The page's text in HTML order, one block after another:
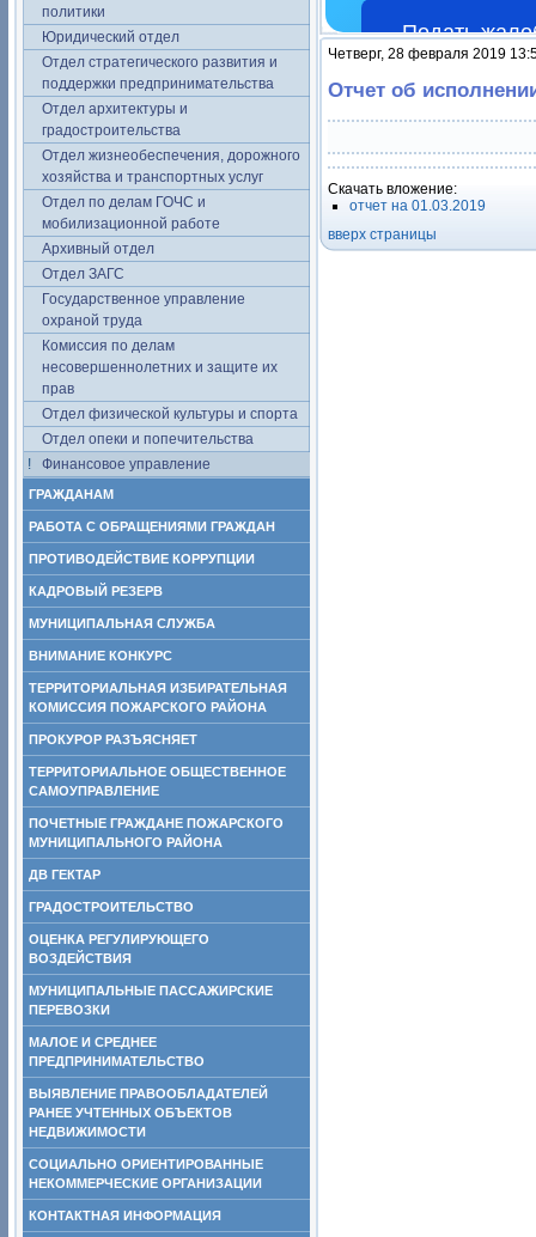
политики
Юридический отдел
Отдел стратегического развития и
поддержки предпринимательства
Отдел архитектуры и
градостроительства
Отдел жизнеобеспечения, дорожного
хозяйства и транспортных услуг
Отдел по делам ГОЧС и
мобилизационной работе
Архивный отдел
Отдел ЗАГС
Государственное управление
охраной труда
Комиссия по делам
несовершеннолетних и защите их
прав
Отдел физической культуры и спорта
Отдел опеки и попечительства
Финансовое управление
ГРАЖДАНАМ
РАБОТА С ОБРАЩЕНИЯМИ ГРАЖДАН
ПРОТИВОДЕЙСТВИЕ КОРРУПЦИИ
КАДРОВЫЙ РЕЗЕРВ
МУНИЦИПАЛЬНАЯ СЛУЖБА
ВНИМАНИЕ КОНКУРС
ТЕРРИТОРИАЛЬНАЯ ИЗБИРАТЕЛЬНАЯ
КОМИССИЯ ПОЖАРСКОГО РАЙОНА
ПРОКУРОР РАЗЪЯСНЯЕТ
ТЕРРИТОРИАЛЬНОЕ ОБЩЕСТВЕННОЕ
САМОУПРАВЛЕНИЕ
ПОЧЕТНЫЕ ГРАЖДАНЕ ПОЖАРСКОГО
МУНИЦИПАЛЬНОГО РАЙОНА
ДВ ГЕКТАР
ГРАДОСТРОИТЕЛЬСТВО
ОЦЕНКА РЕГУЛИРУЮЩЕГО
ВОЗДЕЙСТВИЯ
МУНИЦИПАЛЬНЫЕ ПАССАЖИРСКИЕ
ПЕРЕВОЗКИ
МАЛОЕ И СРЕДНЕЕ
ПРЕДПРИНИМАТЕЛЬСТВО
ВЫЯВЛЕНИЕ ПРАВООБЛАДАТЕЛЕЙ
РАНЕЕ УЧТЕННЫХ ОБЪЕКТОВ
НЕДВИЖИМОСТИ
СОЦИАЛЬНО ОРИЕНТИРОВАННЫЕ
НЕКОММЕРЧЕСКИЕ ОРГАНИЗАЦИИ
КОНТАКТНАЯ ИНФОРМАЦИЯ
Подать
Четверг, 28 февраля 2019
Отчет об
Скачать вложение:
отчет на 01.03.2019
вверх страницы